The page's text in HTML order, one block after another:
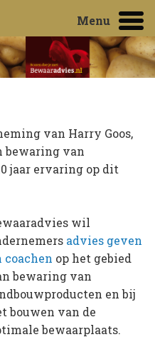
Menu
van Harry Goos,
bewaring van
jaar ervaring op dit
wil
advies geven
coachen op het gebied
bewaring van
en bij
bouwen van de
bewaarplaats.